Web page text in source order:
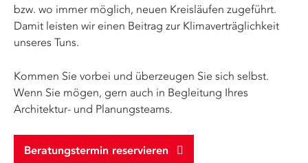
bzw. wo immer möglich, neuen Kreisläufen zugeführt.
Damit leisten wir einen Beitrag zur Klimaverträglichkeit
unseres Tuns.
Kommen Sie vorbei und überzeugen Sie sich selbst.
Wenn Sie mögen, gern auch in Begleitung Ihres
Architektur- und Planungsteams.
Beratungstermin reservieren